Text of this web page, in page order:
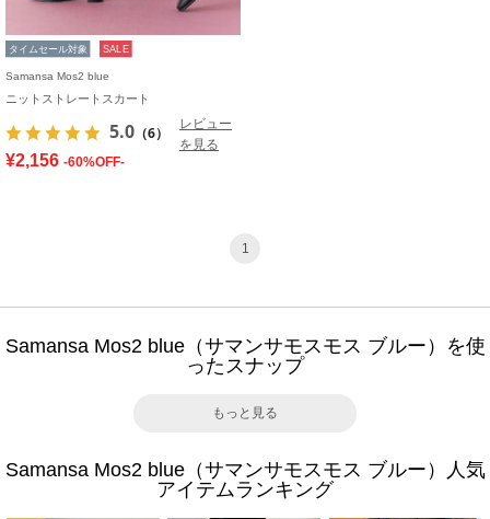
タイムセール対象 SALE
Samansa Mos2 blue
ニットストレートスカート
5.0 （6）
レビュー
を見る
¥2,156 -60%OFF-
1
Samansa Mos2 blue（サマンサモスモス ブルー）を使
ったスナップ
もっと見る
Samansa Mos2 blue（サマンサモスモス ブルー）人気
アイテムランキング